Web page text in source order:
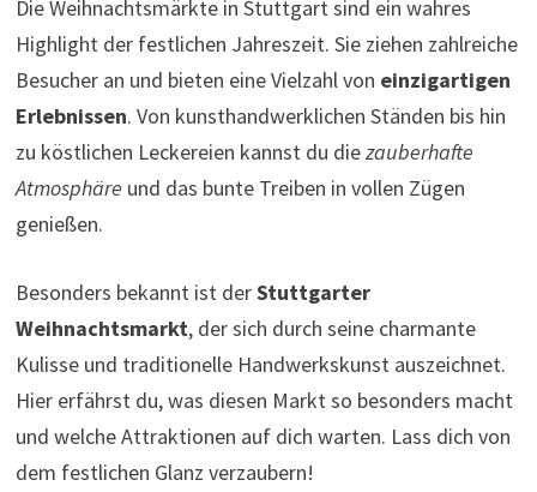
Die Weihnachtsmärkte in Stuttgart sind ein wahres
Highlight der festlichen Jahreszeit. Sie ziehen zahlreiche
Besucher an und bieten eine Vielzahl von einzigartigen
Erlebnissen. Von kunsthandwerklichen Ständen bis hin
zu köstlichen Leckereien kannst du diezauberhafte
Atmosphäre und das bunte Treiben in vollen Zügen
genießen.
Besonders bekannt ist derStuttgarter
Weihnachtsmarkt, der sich durch seine charmante
Kulisse und traditionelle Handwerkskunst auszeichnet.
Hier erfährst du, was diesen Markt so besonders macht
und welche Attraktionen auf dich warten. Lass dich von
dem festlichen Glanz verzaubern!